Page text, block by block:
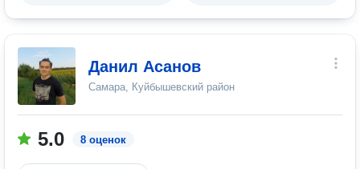
Данил Асанов
Самара, Куйбышевский район
5.0 8 оценок